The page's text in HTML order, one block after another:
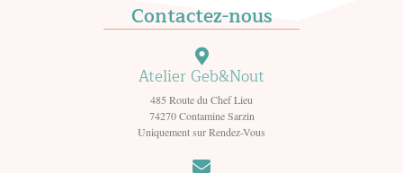
Contactez-nous
Atelier Geb&Nout
485 Route du Chef Lieu
74270 Contamine Sarzin
Uniquement sur Rendez-Vous